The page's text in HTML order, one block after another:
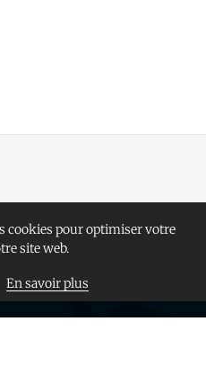
cookies pour optimiser votre
site web.
En savoir plus